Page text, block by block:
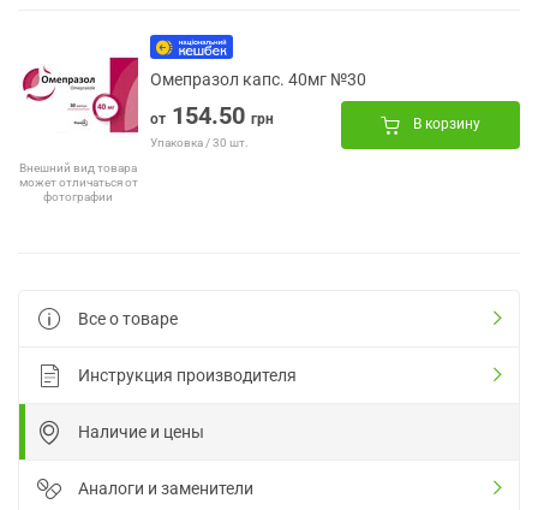
Внешний вид товара
может отличаться от
фотографии
Омепразол капс. 40мг №30
от 154.50 грн
Упаковка / 30 шт.
В корзину
Все о товаре
Инструкция производителя
Наличие и цены
Аналоги и заменители